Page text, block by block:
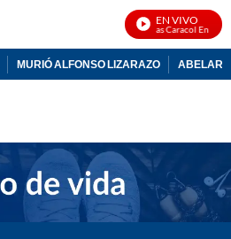
EN VIVO
Noticias Caracol En Vivo
MURIÓ ALFONSO LIZARAZO